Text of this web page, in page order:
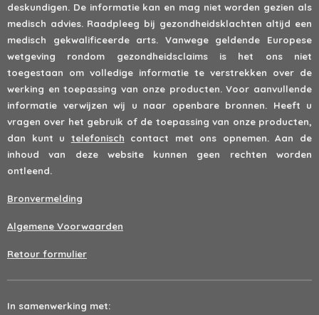
deskundigen. De informatie kan en mag niet worden gezien als
medisch advies. Raadpleeg bij gezondheidsklachten altijd een
medisch gekwalificeerde arts. Vanwege geldende Europese
wetgeving rondom gezondheidsclaims is het ons niet
toegestaan om volledige informatie te verstrekken over de
werking en toepassing van onze producten. Voor aanvullende
informatie verwijzen wij u naar openbare bronnen. Heeft u
vragen over het gebruik of de toepassing van onze producten,
dan kunt u telefonisch contact met ons opnemen. Aan de
inhoud van deze website kunnen geen rechten worden
ontleend.
Bronvermelding
Algemene Voorwaarden
Retour formulier
In samenwerking met: